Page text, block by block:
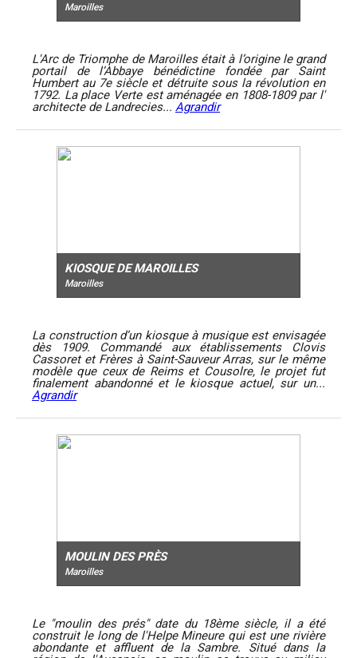
Maroilles
L'Arc de Triomphe de Maroilles était à l’origine le grand
portail de l’Abbaye bénédictine fondée par Saint
Humbert au 7e siècle et détruite sous la révolution en
1792. La place Verte est aménagée en 1808-1809 par l'
architecte de Landrecies... Agrandir
KIOSQUE DE MAROILLES
Maroilles
La construction d’un kiosque à musique est envisagée
dès 1909. Commandé aux établissements Clovis
Cassoret et Frères à Saint-Sauveur Arras, sur le même
modèle que ceux de Reims et Cousolre, le projet fut
finalement abandonné et le kiosque actuel, sur un...
Agrandir
MOULIN DES PRÈS
Maroilles
Le "moulin des prés" date du 18ème siècle, il a été
construit le long de l'Helpe Mineure qui est une rivière
abondante et affluent de la Sambre. Situé dans la